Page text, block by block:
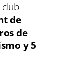
club
de
de
y 5